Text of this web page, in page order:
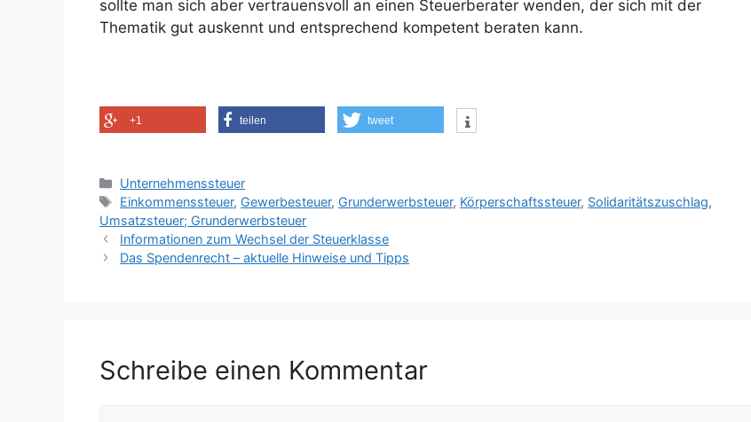
sollte man sich aber vertrauensvoll an einen Steuerberater wenden, der sich mit der
Thematik gut auskennt und entsprechend kompetent beraten kann.
+1 teilen tweet
Kategorien
Unternehmenssteuer
Schlagwörter
Einkommenssteuer, Gewerbesteuer, Grunderwerbsteuer, Körperschaftssteuer, Solidaritätszuschlag,
Umsatzsteuer; Grunderwerbsteuer
Informationen zum Wechsel der Steuerklasse
Das Spendenrecht – aktuelle Hinweise und Tipps
Schreibe einen Kommentar